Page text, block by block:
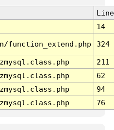
Line
14
function_extend.php 324
211
62
94
76